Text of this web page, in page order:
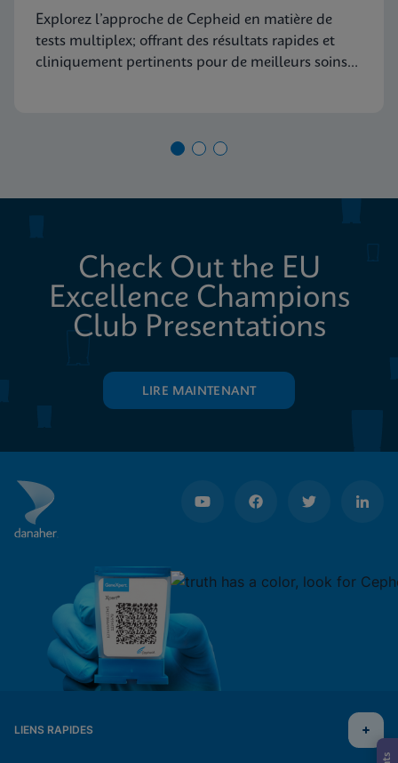
Explorez l’approche de Cepheid en matière de
tests multiplex; offrant des résultats rapides et
cliniquement pertinents pour de meilleurs soins
Check Out the EU
Excellence Champions
Club Presentations
LIRE MAINTENANT
LIENS RAPIDES